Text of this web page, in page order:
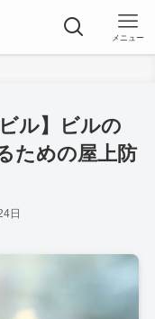
メニュー
ル】ビルの
ための屋上防
日